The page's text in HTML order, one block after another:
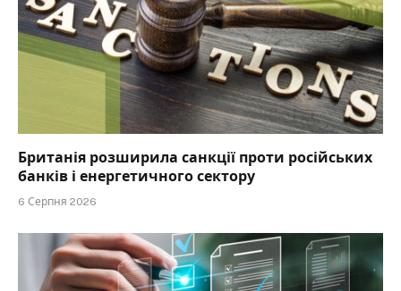
Британія розширила санкції проти російських
банків і енергетичного сектору
6 Серпня 2026